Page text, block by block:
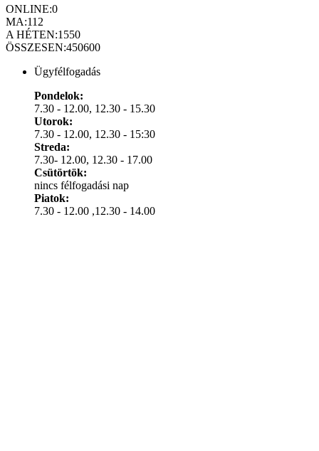
ONLINE:0
MA:112
A HÉTEN:1550
ÖSSZESEN:450600
Ügyfélfogadás
Pondelok:
7.30 - 12.00, 12.30 - 15.30
Utorok:
7.30 - 12.00, 12.30 - 15:30
Streda:
7.30- 12.00, 12.30 - 17.00
Csütörtök:
nincs félfogadási nap
Piatok:
7.30 - 12.00 ,12.30 - 14.00